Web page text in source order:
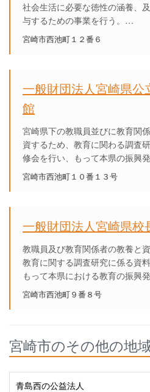
社会生活に必要な徳性の涵養、
与するための事業を行う。…
宮崎市西池町１２番６
一般財団法人宮崎県公
館
宮崎県下の教職員並びに教育関
資するため、教育に関わる調査
修会を行い、もって本県の振興
宮崎市西池町１０番１３号
一般財団法人宮崎県校
教職員及び教育関係者の教養と
教育に関する調査研究に係る資
もって本県における教育の振興
宮崎市西池町９番８号
宮崎市のその他の地
青島西の公益法人